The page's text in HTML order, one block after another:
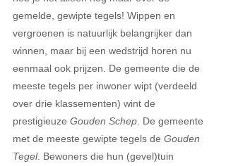
gemelde, gewipte tegels! Wippen en
vergroenen is natuurlijk belangrijker dan
winnen, maar bij een wedstrijd horen nu
eenmaal ook prijzen. De gemeente die de
meeste tegels per inwoner wipt (verdeeld
over drie klassementen) wint de
prestigieuze Gouden Schep . De gemeente
met de meeste gewipte tegels de Gouden
Tegel. Bewoners die hun (gevel)tuin